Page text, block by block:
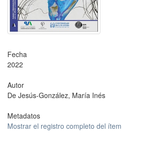
Fecha
2022
Autor
De Jesús-González, María Inés
Metadatos
Mostrar el registro completo del ítem